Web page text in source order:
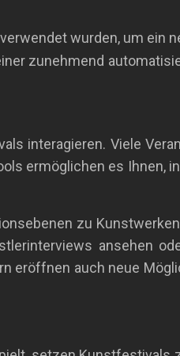
wurden, um ein
zunehmend
interagieren. Viele
ermöglichen es Ihnen,
zu
ansehen
eröffnen auch neue